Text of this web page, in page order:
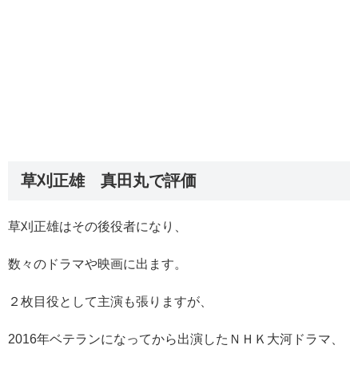
草刈正雄 真田丸で評価
草刈正雄はその後役者になり、
数々のドラマや映画に出ます。
２枚目役として主演も張りますが、
2016年ベテランになってから出演したＮＨＫ大河ドラマ、